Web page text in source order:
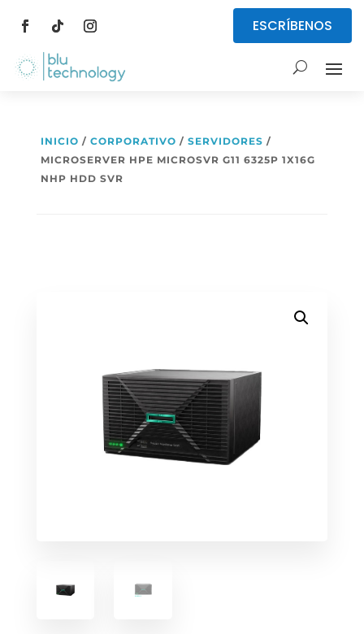
ESCRÍBENOS
INICIO / CORPORATIVO / SERVIDORES /
MICROSERVER HPE MICROSVR G11 6325P 1X16G
NHP HDD SVR